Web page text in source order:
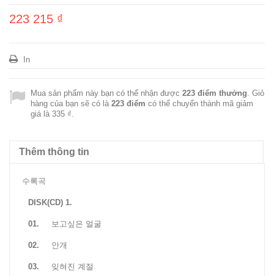
223 215 ₫
In
Mua sản phẩm này bạn có thể nhận được 223 điểm thưởng . Giỏ
hàng của bạn sẽ có là 223 điểm có thể chuyển thành mã giảm
giá là 335 ₫
Thêm thông tin
수록곡
DISK(CD) 1.
01. 보고싶은 얼굴
02. 안개
03. 잊혀진 계절